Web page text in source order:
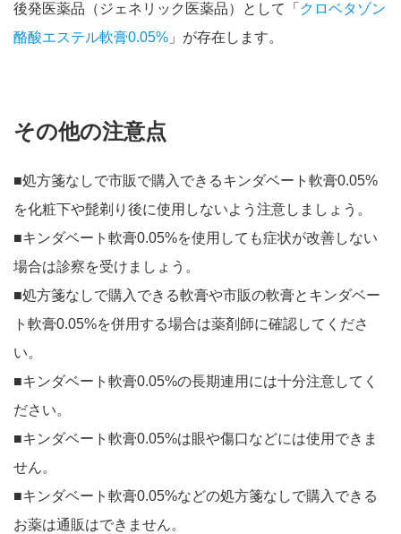
後発医薬品（ジェネリック医薬品）として「 クロベタゾン
酪酸エステル軟膏0.05% 」が存在します。
その他の注意点
■処方箋なしで市販で購入できるキンダベート軟膏0.05%
を化粧下や髭剃り後に使用しないよう注意しましょう。
■キンダベート軟膏0.05%を使用しても症状が改善しない
場合は診察を受けましょう。
■処方箋なしで購入できる軟膏や市販の軟膏とキンダベー
ト軟膏0.05%を併用する場合は薬剤師に確認してくださ
い。
■キンダベート軟膏0.05%の長期連用には十分注意してく
ださい。
■キンダベート軟膏0.05%は眼や傷口などには使用できま
せん。
■キンダベート軟膏0.05%などの処方箋なしで購入できる
お薬は通販はできません。